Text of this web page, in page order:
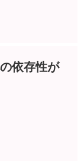
に（変化し